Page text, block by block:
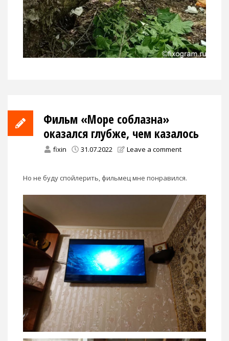
Фильм «Море соблазна»
оказался глубже, чем казалось
fixin 31.07.2022 Leave a comment
Но не буду спойлерить, фильмец мне понравился.